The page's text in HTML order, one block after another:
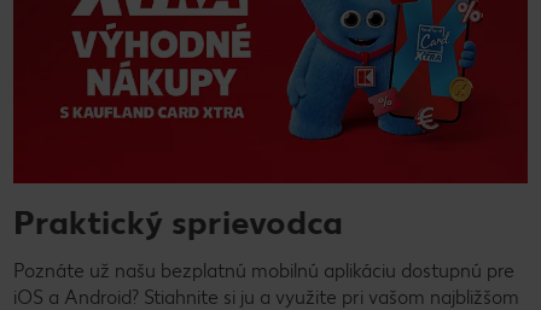
Praktický sprievodca
Poznáte už našu bezplatnú mobilnú aplikáciu dostupnú pre
iOS a Android? Stiahnite si ju a využite pri vašom najbližšom